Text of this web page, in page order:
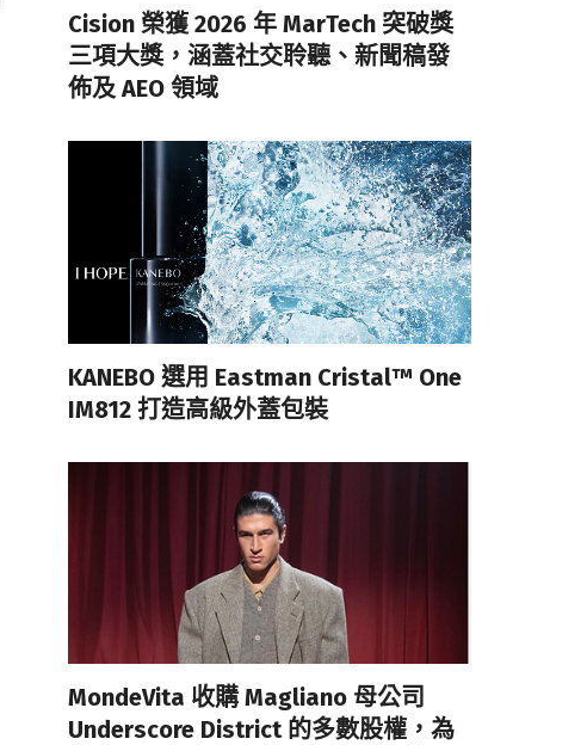
Cision 榮獲 2026 年 MarTech 突破獎
三項大獎，涵蓋社交聆聽、新聞稿發
佈及 AEO 領域
KANEBO 選用 Eastman Cristal™ One
IM812 打造高級外蓋包裝
MondeVita 收購 Magliano 母公司
Underscore District 的多數股權，為